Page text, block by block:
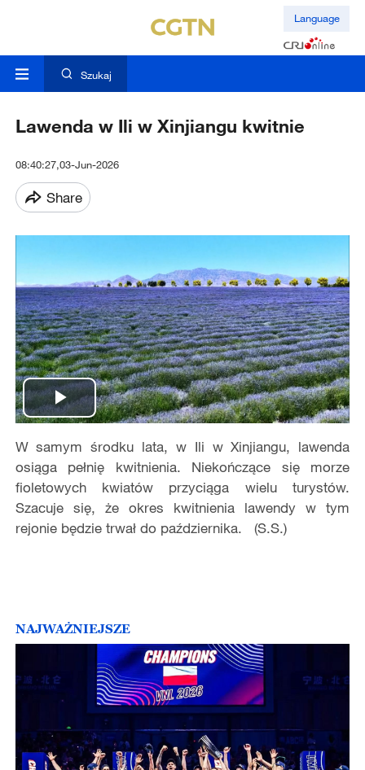
Language
Szukaj
Lawenda w Ili w Xinjiangu kwitnie
08:40:27,03-Jun-2026
Share
Play
Video
W samym środku lata, w Ili w Xinjiangu, lawenda
osiąga pełnię kwitnienia. Niekończące się morze
fioletowych kwiatów przyciąga wielu turystów.
Szacuje się, że okres kwitnienia lawendy w tym
rejonie będzie trwał do października. (S.S.)
NAJWAŻNIEJSZE